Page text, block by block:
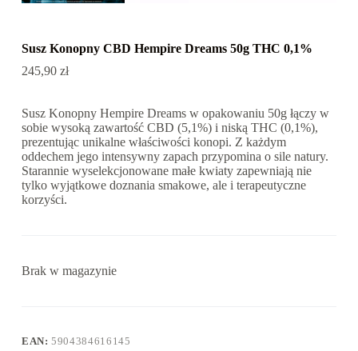
Susz Konopny CBD Hempire Dreams 50g THC 0,1%
245,90 zł
Susz Konopny Hempire Dreams w opakowaniu 50g łączy w
sobie wysoką zawartość CBD (5,1%) i niską THC (0,1%),
prezentując unikalne właściwości konopi. Z każdym
oddechem jego intensywny zapach przypomina o sile natury.
Starannie wyselekcjonowane małe kwiaty zapewniają nie
tylko wyjątkowe doznania smakowe, ale i terapeutyczne
korzyści.
Brak w magazynie
EAN:5904384616145